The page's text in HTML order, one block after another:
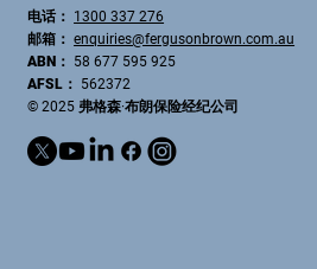
电话： 1300 337 276
邮箱： enquiries@fergusonbrown.com.au
ABN： 58 677 595 925
AFSL： 562372
© 2025 弗格森·布朗保险经纪公司